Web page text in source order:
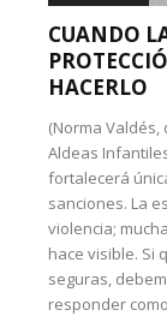
CUANDO
HACERLO
(Norma
Aldeas
fortalecerá
sanciones. La
violencia;
hace visible. Si
seguras,
responder